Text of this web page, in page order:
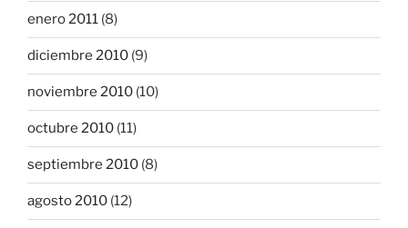
enero 2011 (8)
diciembre 2010 (9)
noviembre 2010 (10)
octubre 2010 (11)
septiembre 2010 (8)
agosto 2010 (12)